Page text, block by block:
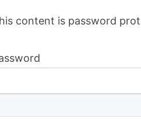
content is password